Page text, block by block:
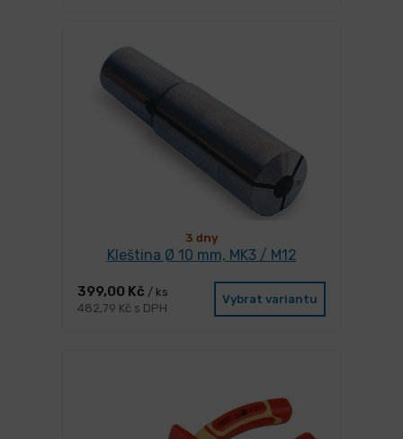
3 dny
Kleština Ø 10 mm, MK3 / M12
399,00 Kč / ks
482,79 Kč s DPH
Vybrat variantu